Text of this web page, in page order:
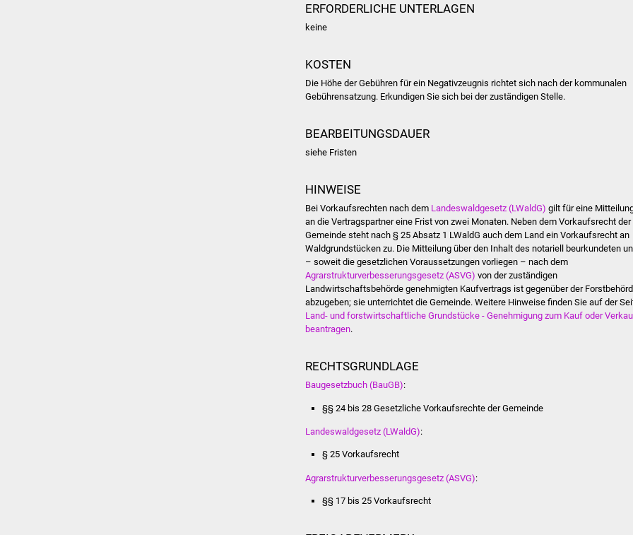
ERFORDERLICHE UNTERLAGEN
keine
KOSTEN
Die Höhe der Gebühren für ein Negativzeugnis richtet sich nach der kommunalen
Gebührensatzung. Erkundigen Sie sich bei der zuständigen Stelle.
BEARBEITUNGSDAUER
siehe Fristen
HINWEISE
Bei Vorkaufsrechten nach dem Landeswaldgesetz (LWaldG) gilt für eine
an die Vertragspartner eine Frist von zwei Monaten. Neben dem Vorkaufsrecht der
Gemeinde steht nach § 25 Absatz 1 LWaldG auch dem Land ein Vorkaufsrecht an
Waldgrundstücken zu. Die Mitteilung über den Inhalt des notariell beurkundeten
– soweit die gesetzlichen Voraussetzungen vorliegen – nach dem
Agrarstrukturverbesserungsgesetz (ASVG) von der zuständigen
Landwirtschaftsbehörde genehmigten Kaufvertrags ist gegenüber der
abzugeben; sie unterrichtet die Gemeinde. Weitere Hinweise finden Sie auf der
Land- und forstwirtschaftliche Grundstücke - Genehmigung zum Kauf oder
beantragen.
RECHTSGRUNDLAGE
Baugesetzbuch (BauGB):
§§ 24 bis 28 Gesetzliche Vorkaufsrechte der Gemeinde
Landeswaldgesetz (LWaldG):
§ 25 Vorkaufsrecht
Agrarstrukturverbesserungsgesetz (ASVG):
§§ 17 bis 25 Vorkaufsrecht